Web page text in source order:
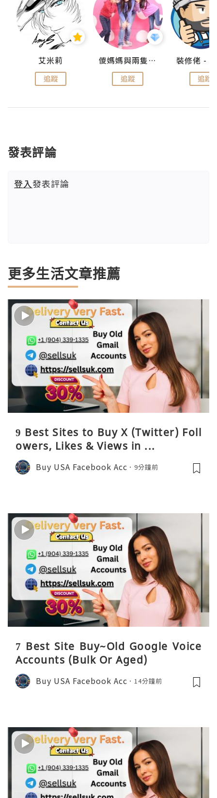
艾米莉
追蹤
儍媽媽與兩隻小魔怪之家
追蹤 追蹤
發表評論
登入發表評論
更多生活文章推薦
9 Best Sites to Buy X (Twitter) Foll
owers, Likes & Views in ...
Buy USA Facebook Acc 9分鐘前
7 Best Site Buy~Old Google Voice
Accounts (Bulk Or Aged)
Buy USA Facebook Acc 14分鐘前